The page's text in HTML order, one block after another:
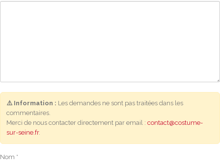
⚠️ Information : Les demandes ne sont pas traitées dans les
commentaires.
Merci de nous contacter directement par email : contact@costume-
sur-seine.fr.
Nom *